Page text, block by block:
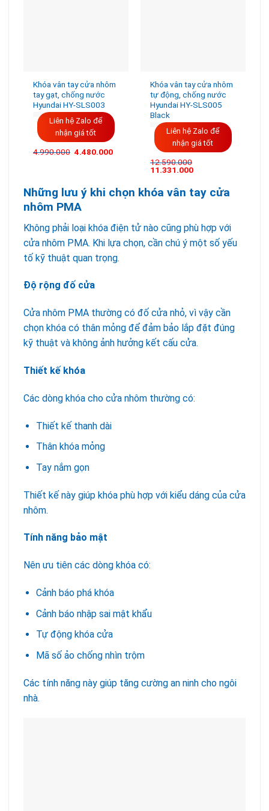
Khóa vân tay cửa nhôm
tay gạt, chống nước
Hyundai HY-SLS003
Liên hệ Zalo để
nhận giá tốt
4.990.000 Giá
4.480.000Giá
Khóa vân tay cửa nhôm
tự động, chống nước
Hyundai HY-SLS005
Black
Liên hệ Zalo để
nhận giá tốt
12.590.000
Giá
12.590.000VND.
11.331.000Giá
là:
11.331.000VND.
Những lưu ý khi chọn khóa vân tay cửa
nhôm PMA
Không phải loại khóa điện tử nào cũng phù hợp với
cửa nhôm PMA. Khi lựa chọn, cần chú ý một số yếu
tố kỹ thuật quan trọng.
Độ rộng đố cửa
Cửa nhôm PMA thường có đố cửa nhỏ, vì vậy cần
chọn khóa có thân mỏng để đảm bảo lắp đặt đúng
kỹ thuật và không ảnh hưởng kết cấu cửa.
Thiết kế khóa
Các dòng khóa cho cửa nhôm thường có:
Thiết kế thanh dài
Thân khóa mỏng
Tay nắm gọn
Thiết kế này giúp khóa phù hợp với kiểu dáng của cửa
nhôm.
Tính năng bảo mật
Nên ưu tiên các dòng khóa có:
Cảnh báo phá khóa
Cảnh báo nhập sai mật khẩu
Tự động khóa cửa
Mã số ảo chống nhìn trộm
Các tính năng này giúp tăng cường an ninh cho ngôi
nhà.